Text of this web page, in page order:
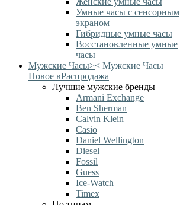
Умные часы с сенсорным
экраном
Гибридные умные часы
Восстановленные умные
часы
Мужские Часы>< Мужские Часы
Новое вРаспродажа
Лучшие мужские бренды
Armani Exchange
Ben Sherman
Calvin Klein
Casio
Daniel Wellington
Diesel
Fossil
Guess
Ice-Watch
Timex